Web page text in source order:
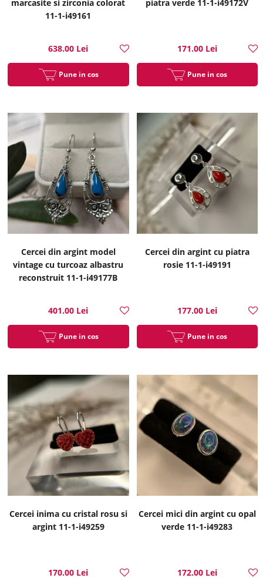
marcasite si zirconia colorat
11-1-i49161
638.00 Lei
Pune in cos
piatra verde 11-1-i49172V
171.00 Lei
Pune in cos
Cercei din argint model
vintage cu turcoaz albastru
reconstruit 11-1-i49177B
401.00 Lei
Pune in cos
Cercei din argint cu piatra
rosie 11-1-i49191
177.00 Lei
Pune in cos
Cercei inima cu cristal rosu si
argint 11-1-i49259
170.00 Lei
Cercei mici din argint cu opal
verde 11-1-i49283
172.00 Lei